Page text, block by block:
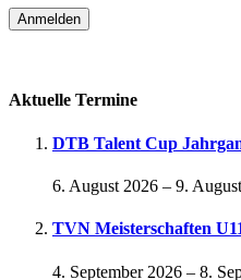
Aktuelle Termine
DTB Talent Cup
6. August 2026 – 9.
TVN Meisterschaften
4. September 2026 – 8.